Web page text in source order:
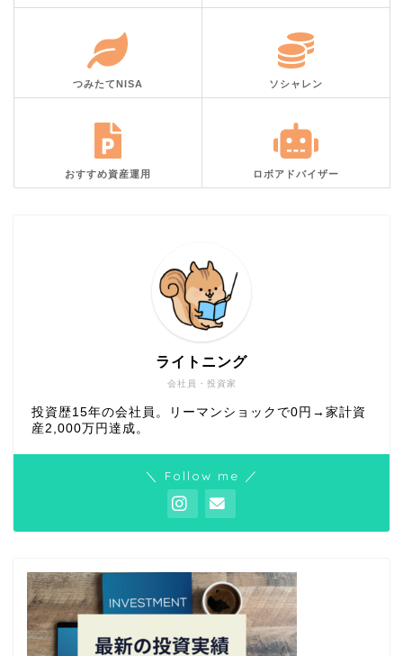
つみたてNISA ソシャレン
おすすめ資産運用 ロボアドバイザー
会社員・投資家
ライトニング
投資歴15年の会社員。リーマンショックで0円→家計資
産2,000万円達成。
＼ Follow me ／